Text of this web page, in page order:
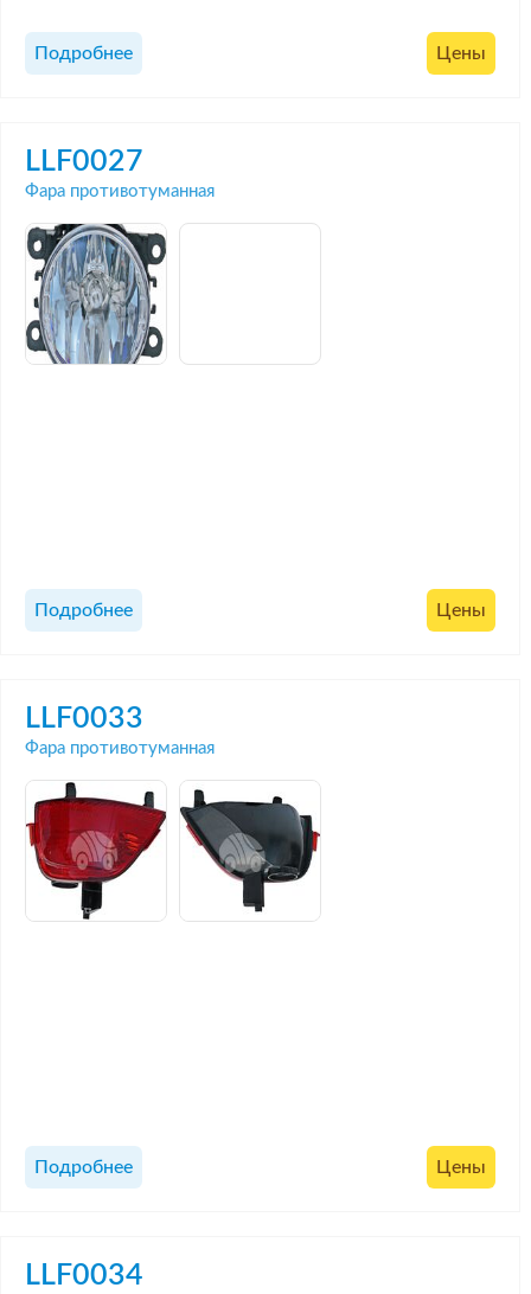
Подробнее Цены
LLF0027
Фара противотуманная
Подробнее Цены
LLF0033
Фара противотуманная
Подробнее Цены
LLF0034